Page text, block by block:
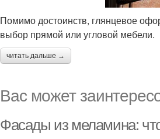
Помимо достоинств, глянцевое
выбор прямой или угловой мебели.
читать дальше →
Вас может
Фасады из меламина: